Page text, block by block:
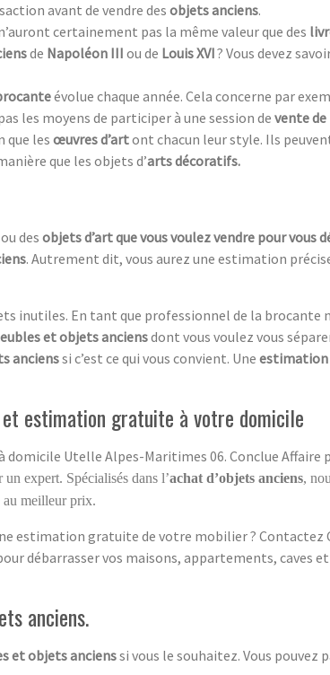
avant de vendre des objets anciens.
certainement pas la même valeur que des
de Napoléon III ou de Louis XVI? Vous devez
évolue chaque année. Cela concerne par
les moyens de participer à une session de vente
que les œuvres d’artont chacun leur style. Ils
que les objets d’arts décoratifs.
ou des objets d’art que vous voulez vendre pour vous
. Autrement dit, vous aurez une estimation
inutiles. En tant que professionnel de la
et objets anciensdont vous voulez vous
ancienssi c’est ce qui vous convient. Une
estimation gratuite à votre domicile
domicile Utelle Alpes-Maritimes 06. Conclue Affaire
un expert. Spécialisés dans l’achat d’objets anciens,
au meilleur prix.
estimation gratuite de votre mobilier ? Contactez
débarrasser vos maisons, appartements, caves
anciens.
et objets ancienssi vous le souhaitez. Vous